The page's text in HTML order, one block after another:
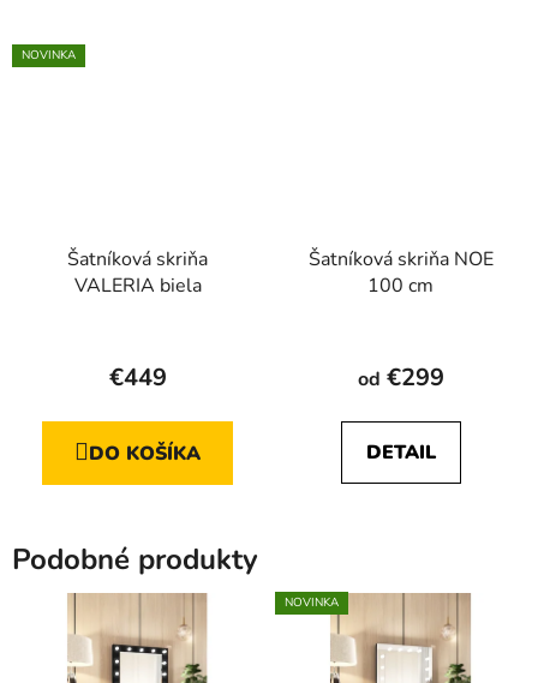
NOVINKA
Šatníková skriňa
VALERIA biela
€449
DO KOŠÍKA
Šatníková skriňa NOE
100 cm
hodnotenie
je
5,0
od €299
DETAIL
Podobné produkty
NOVINKA